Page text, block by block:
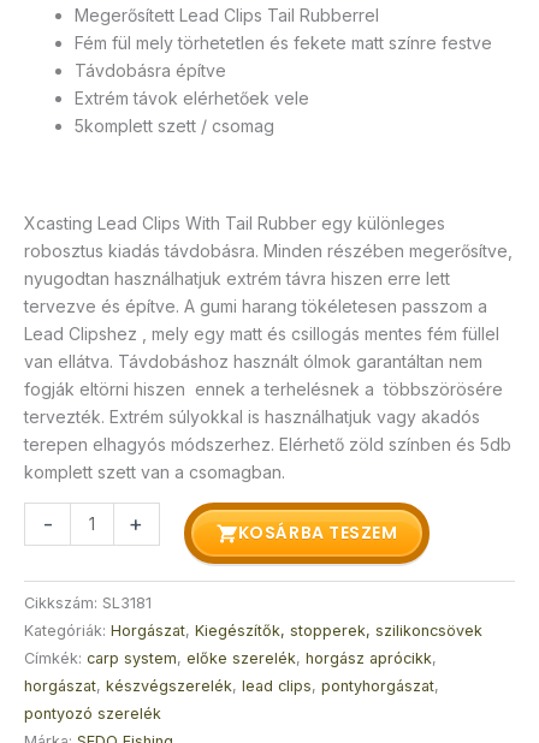
Megerősített Lead Clips Tail Rubberrel
Fém fül mely törhetetlen és fekete matt színre festve
Távdobásra építve
Extrém távok elérhetőek vele
5komplett szett / csomag
Xcasting Lead Clips With Tail Rubber egy különleges
robosztus kiadás távdobásra. Minden részében megerősítve,
nyugodtan használhatjuk extrém távra hiszen erre lett
tervezve és építve. A gumi harang tökéletesen passzom a
Lead Clipshez , mely egy matt és csillogás mentes fém füllel
van ellátva. Távdobáshoz használt ólmok garantáltan nem
fogják eltörni hiszen ennek a terhelésnek a többszörösére
tervezték. Extrém súlyokkal is használhatjuk vagy akadós
terepen elhagyós módszerhez. Elérhető zöld színben és 5db
komplett szett van a csomagban.
- + KOSÁRBA TESZEM
Cikkszám: SL3181
Kategóriák: Horgászat, Kiegészítők, stopperek, szilikoncsövek
Címkék: carp system, előke szerelék, horgász aprócikk,
horgászat, készvégszerelék, lead clips, pontyhorgászat,
pontyozó szerelék